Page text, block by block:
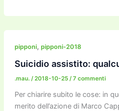
c
e
b
o
o
k
itt
er
ai
l
ai
l
o
o
pipponi, pipponi-2018
Suicidio assistito:
.mau. /2018-10-25 /7 commenti
Per chiarire subito le cose: in
merito dell’azione di Marco